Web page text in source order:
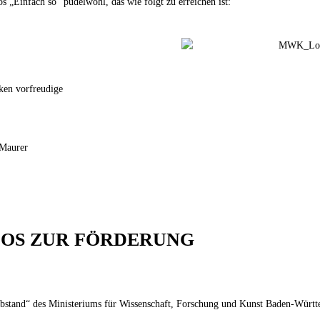
vorfreudige
ZUR FÖRDERUNG
des Ministeriums für Wissenschaft, Forschung und Kunst Baden-